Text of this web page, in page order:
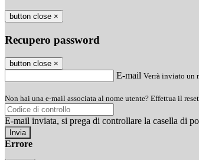
button close ×
Recupero password
button close ×
E-mail Verrà inviato un
Non hai una e-mail associata al nome utente? Effettua il
E-mail inviata, si prega di controllare la casella di
Errore